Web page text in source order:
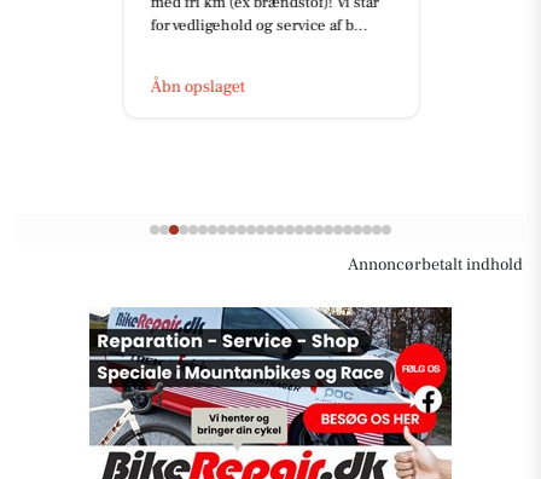
for vedligehold og service af b...
Åbn opslaget
Annoncørbetalt indhold